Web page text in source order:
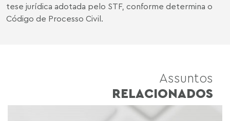
tese jurídica adotada pelo STF, conforme determina o
Código de Processo Civil.
Assuntos
RELACIONADOS